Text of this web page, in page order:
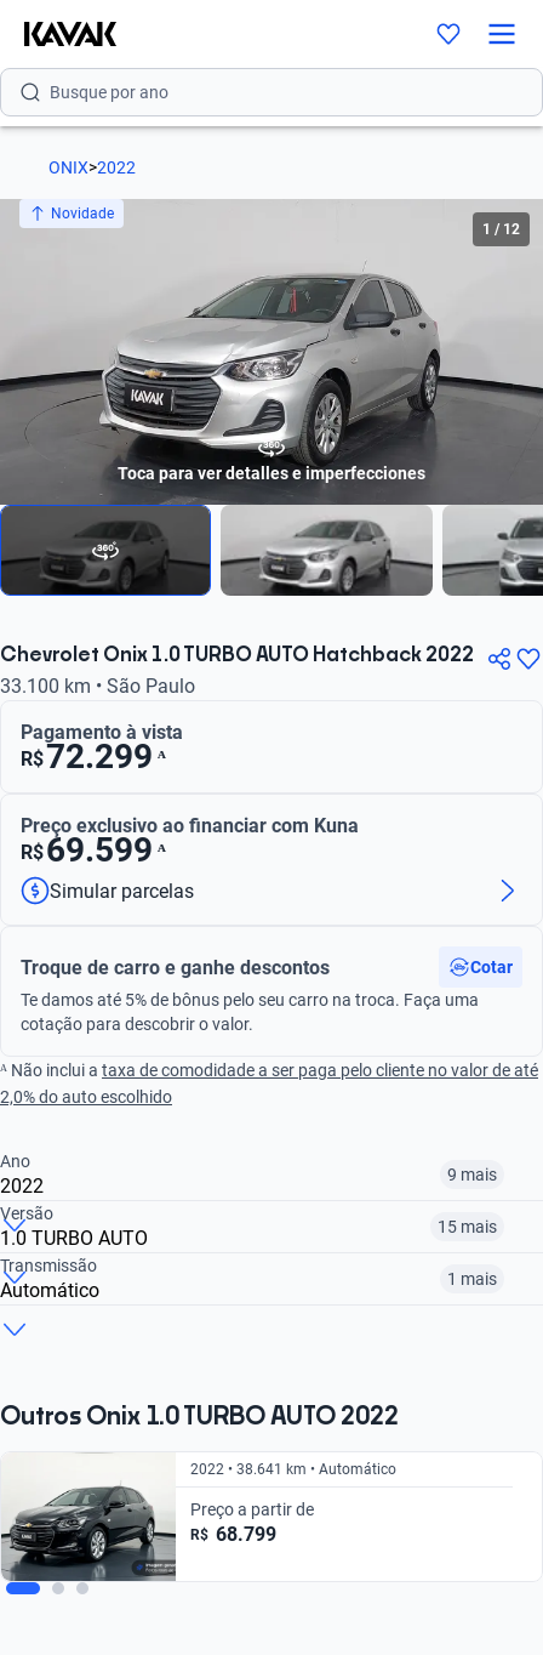
Busque por marca
Busque por versão
Busque por modelo
Busque por versão
Busque por ano
ONIX>2022
Toca para ver detalles e imperfecciones
Novidade
1 / 12
Chevrolet Onix 1.0 TURBO AUTO Hatchback 2022
33.100 km • São Paulo
Pagamento à vista
R$72.299 ᴬ
Preço exclusivo ao financiar com Kuna
R$69.599 ᴬ
Simular parcelas
Troque de carro e ganhe descontos
Cotar
Te damos até 5% de bônus pelo seu carro na troca. Faça uma
cotação para descobrir o valor.
ᴬ Não inclui a taxa de comodidade a ser paga pelo cliente no valor de até
2,0% do auto escolhido
Ano
2022 9 mais
2013
R$ 36.299
Versão
1.0 TURBO AUTO 15 mais
1.0
Transmissão
Automático 1 mais
R$ 55.899 R$ 61.399
Outros Onix 1.0 TURBO AUTO 2022
2022 • 38.641 km • Automático
Preço a partir de
R$ 68.799